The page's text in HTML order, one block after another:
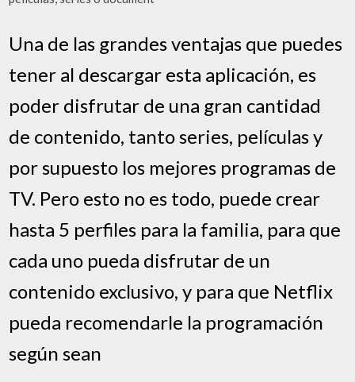
Una de las grandes ventajas que puedes
tener al descargar esta aplicación, es
poder disfrutar de una gran cantidad
de contenido, tanto series, películas y
por supuesto los mejores programas de
TV. Pero esto no es todo, puede crear
hasta 5 perfiles para la familia, para que
cada uno pueda disfrutar de un
contenido exclusivo, y para que Netflix
pueda recomendarle la programación
según sean